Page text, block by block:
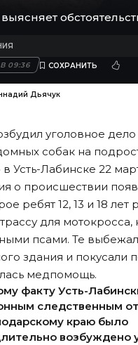
09:36
Дьячук
уголовное
собак на
Усть-Лабинске 22
о происшествии
ребят 12, 13 и 18 лет
для мотокросса,
псами. Те
здания и покусали
медпомощь.
факту Усть-
следственным
краю было
возбуждено